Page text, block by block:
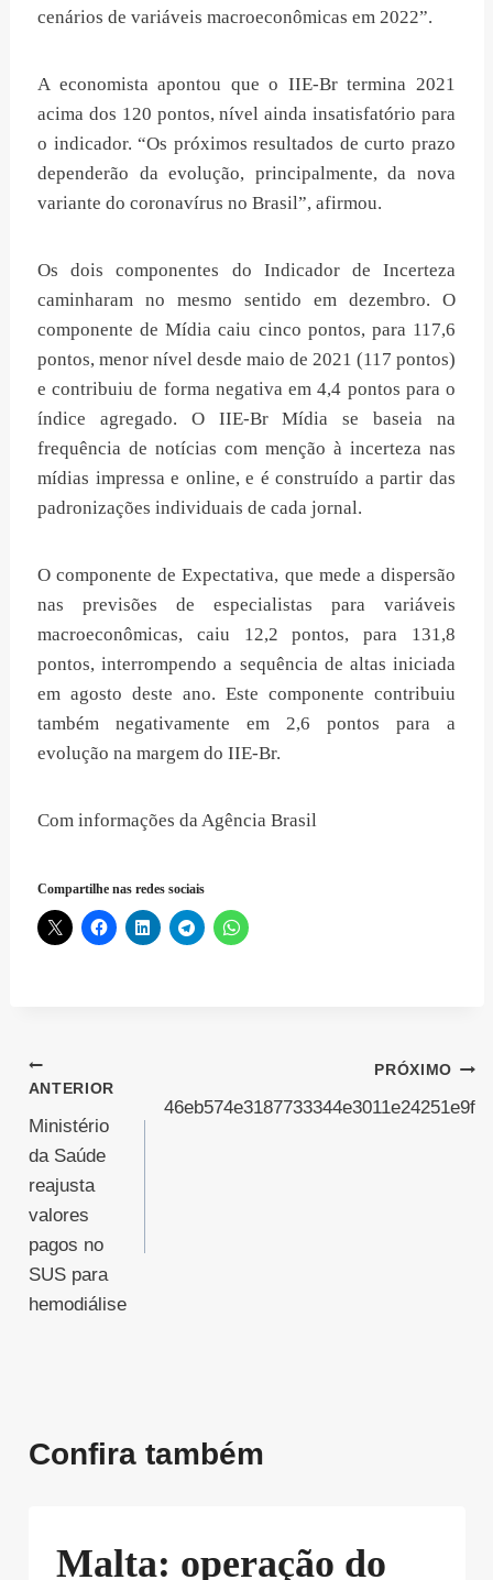
cenários de variáveis macroeconômicas em 2022”.
A economista apontou que o IIE-Br termina 2021
acima dos 120 pontos, nível ainda insatisfatório para
o indicador. “Os próximos resultados de curto prazo
dependerão da evolução, principalmente, da nova
variante do coronavírus no Brasil”, afirmou.
Os dois componentes do Indicador de Incerteza
caminharam no mesmo sentido em dezembro. O
componente de Mídia caiu cinco pontos, para 117,6
pontos, menor nível desde maio de 2021 (117 pontos)
e contribuiu de forma negativa em 4,4 pontos para o
índice agregado. O IIE-Br Mídia se baseia na
frequência de notícias com menção à incerteza nas
mídias impressa e online, e é construído a partir das
padronizações individuais de cada jornal.
O componente de Expectativa, que mede a dispersão
nas previsões de especialistas para variáveis
macroeconômicas, caiu 12,2 pontos, para 131,8
pontos, interrompendo a sequência de altas iniciada
em agosto deste ano. Este componente contribuiu
também negativamente em 2,6 pontos para a
evolução na margem do IIE-Br.
Com informações da Agência Brasil
Compartilhe nas redes sociais
Navegação
de
Post
ANTERIOR
Ministério
da Saúde
reajusta
valores
pagos no
SUS para
hemodiálise
PRÓXIMO
46eb574e3187733344e3011e24251e9f
Confira também
Malta: operação do